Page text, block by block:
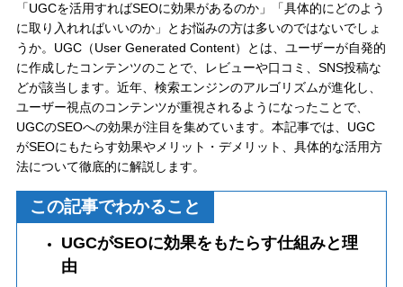
「UGCを活用すればSEOに効果があるのか」「具体的にどのよう
に取り入れればいいのか」とお悩みの方は多いのではないでしょ
うか。UGC（User Generated Content）とは、ユーザーが自発的
に作成したコンテンツのことで、レビューや口コミ、SNS投稿な
どが該当します。近年、検索エンジンのアルゴリズムが進化し、
ユーザー視点のコンテンツが重視されるようになったことで、
UGCのSEOへの効果が注目を集めています。本記事では、UGC
がSEOにもたらす効果やメリット・デメリット、具体的な活用方
法について徹底的に解説します。
この記事でわかること
UGCがSEOに効果をもたらす仕組みと理
由